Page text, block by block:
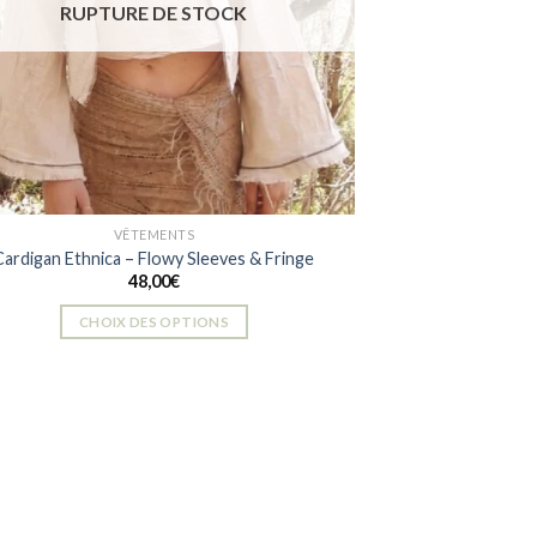
choisies
sur
page
du
produit
RUPTURE DE STOCK
VÊTEMENTS
Ethnica – Flowy Sleeves & Fringe
48,00€
CHOIX DES OPTIONS